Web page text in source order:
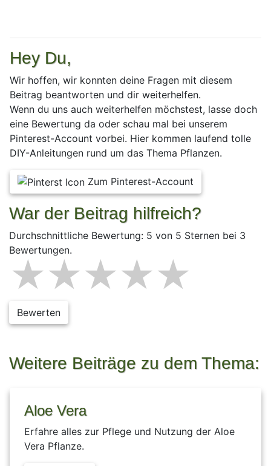
Hey Du,
Wir hoffen, wir konnten deine Fragen mit diesem
Beitrag beantworten und dir weiterhelfen.
Wenn du uns auch weiterhelfen möchstest, lasse doch
eine Bewertung da oder schau mal bei unserem
Pinterest-Account vorbei. Hier kommen laufend tolle
DIY-Anleitungen rund um das Thema Pflanzen.
Zum Pinterest-Account
War der Beitrag hilfreich?
Durchschnittliche Bewertung: 5 von 5 Sternen bei 3
Bewertungen.
4
3 stars
2 stars
1 star
Bewerten
Weitere Beiträge zu dem Thema:
Aloe Vera
Erfahre alles zur Pflege und Nutzung der Aloe
Vera Pflanze.